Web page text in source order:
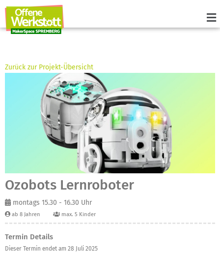
Zurück zur Projekt-Übersicht
Ozobots Lernroboter
montags 15.30 - 16.30 Uhr
ab 8 Jahren max. 5 Kinder
Termin Details
Dieser Termin endet am 28 Juli 2025